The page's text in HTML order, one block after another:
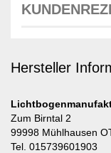
Hersteller
Zum Birntal 2
99998 Mühlhausen
Tel. 015739601903